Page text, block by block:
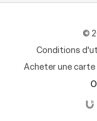
©
Conditions
Acheter une carte